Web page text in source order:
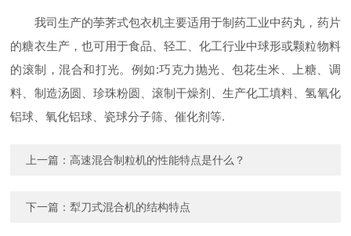
我司生产的荸荠式包衣机主要适用于制药工业中药丸，药片
的糖衣生产，也可用于食品、轻工、化工行业中球形或颗粒物料
的滚制，混合和打光。例如:巧克力抛光、包花生米、上糖、调
料、制造汤圆、珍珠粉圆、滚制干燥剂、生产化工填料、氢氧化
铝球、氧化铝球、瓷球分子筛、催化剂等.
上一篇：高速混合制粒机的性能特点是什么？
下一篇：犁刀式混合机的结构特点